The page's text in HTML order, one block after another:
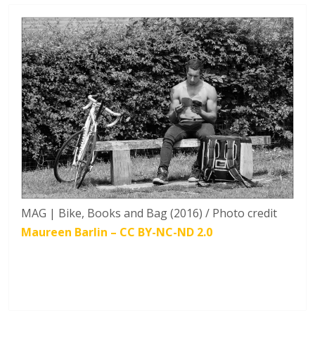
MAG | Bike, Books and Bag (2016) / Photo credit
Maureen Barlin – CC BY-NC-ND 2.0